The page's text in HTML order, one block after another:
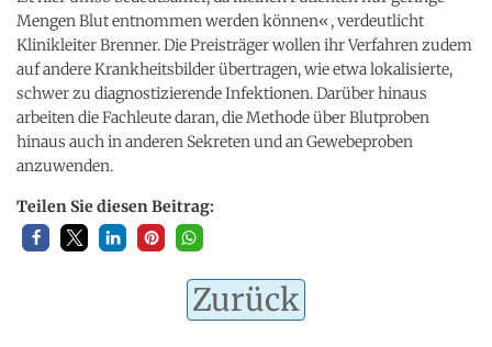
Mengen Blut entnommen werden können«, verdeutlicht
Klinikleiter Brenner. Die Preisträger wollen ihr Verfahren zudem
auf andere Krankheitsbilder übertragen, wie etwa lokalisierte,
schwer zu diagnostizierende Infektionen. Darüber hinaus
arbeiten die Fachleute daran, die Methode über Blutproben
hinaus auch in anderen Sekreten und an Gewebeproben
anzuwenden.
Teilen Sie diesen Beitrag:
Zurück